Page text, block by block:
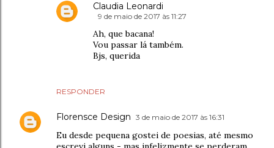
RESPONDER
Claudia Leonardi
9 de maio de 2017 às 11:27
Ah, que bacana!
Vou passar lá também.
Bjs, querida
Florensce Design 3 de maio de 2017 às 16:31
Eu desde pequena gostei de poesias, até mesmo